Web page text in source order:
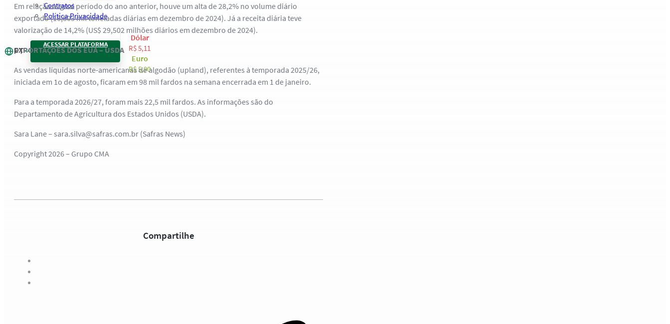
Contratos
Política Privacidade
PT
ACESSAR PLATAFORMA
Dólar
R$ 5,11
Euro
R$ 5,90
Em relação à igual período do ano anterior, houve um alta de 28,2% no volume diário
exportado (16,803 mil toneladas diárias em dezembro de 2024). Já a receita diária teve
valorização de 14,2% (US$ 29,502 milhões diários em dezembro de 2024).
EXPORTAÇÕES DOS EUA – USDA
As vendas líquidas norte-americanas de algodão (upland), referentes à temporada 2025/26,
iniciada em 1o de agosto, ficaram em 98 mil fardos na semana encerrada em 1 de janeiro.
Para a temporada 2026/27, foram mais 22,5 mil fardos. As informações são do
Departamento de Agricultura dos Estados Unidos (USDA).
Sara Lane – sara.silva@safras.com.br (Safras News)
Copyright 2026 – Grupo CMA
Compartilhe